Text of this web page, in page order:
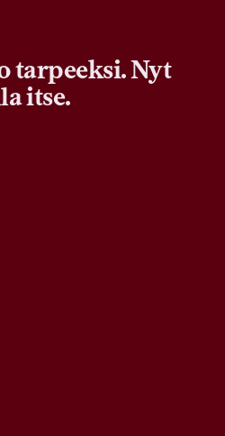
tarpeeksi. Nyt
itse.